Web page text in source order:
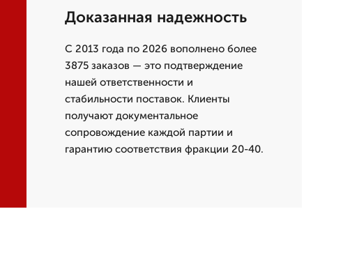
Доказанная надежность
С 2013 года по 2026 вополнено более
3875 заказов — это подтверждение
нашей ответственности и
стабильности поставок. Клиенты
получают документальное
сопровождение каждой партии и
гарантию соответствия фракции 20-40.